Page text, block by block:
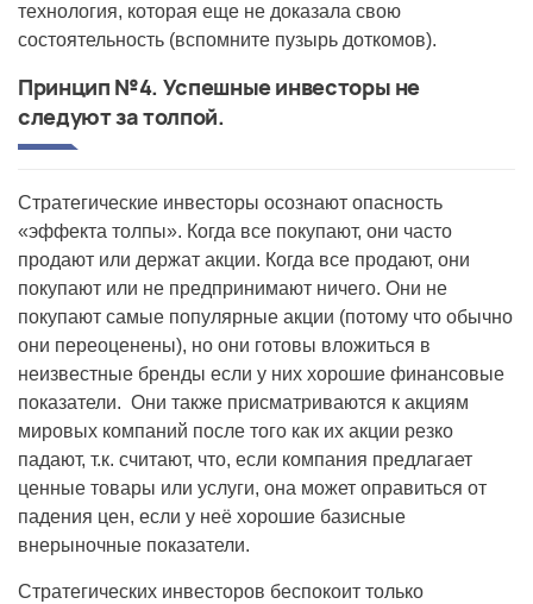
технология, которая еще не доказала свою
состоятельность (вспомните пузырь доткомов).
Принцип №4. Успешные инвесторы не
следуют за толпой.
Стратегические инвесторы осознают опасность
«эффекта толпы». Когда все покупают, они часто
продают или держат акции. Когда все продают, они
покупают или не предпринимают ничего. Они не
покупают самые популярные акции (потому что обычно
они переоценены), но они готовы вложиться в
неизвестные бренды если у них хорошие финансовые
показатели. Они также присматриваются к акциям
мировых компаний после того как их акции резко
падают, т.к. считают, что, если компания предлагает
ценные товары или услуги, она может оправиться от
падения цен, если у неё хорошие базисные
внерыночные показатели.
Стратегических инвесторов беспокоит только